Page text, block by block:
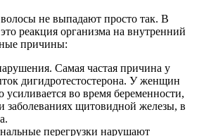
не выпадают просто так. В
реакция организма на внутренний
причины:
Самая частая причина у
дигидротестостерона. У женщин
усиливается во время беременности,
заболеваниях щитовидной железы, в
перегрузки нарушают